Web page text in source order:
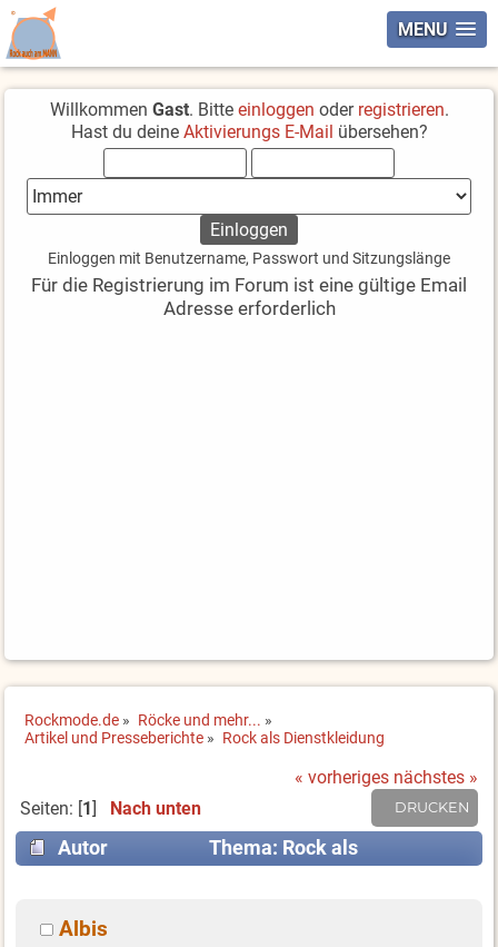
MENU
Willkommen Gast. Bitte einloggen oder registrieren.
Hast du deine Aktivierungs E-Mail übersehen?
Einloggen mit Benutzername, Passwort und Sitzungslänge
Für die Registrierung im Forum ist eine gültige Email
Adresse erforderlich
Rockmode.de » Röcke und mehr... »
Artikel und Presseberichte » Rock als Dienstkleidung
« vorheriges nächstes »
DRUCKEN
Seiten: [1] Nach unten
Autor
Thema: Rock als
Albis